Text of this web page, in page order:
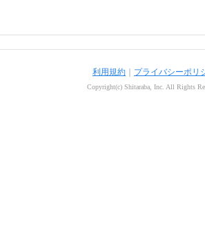
利用規約 プライバシーポリ
Copyright(c) Shitaraba, Inc. All Rights